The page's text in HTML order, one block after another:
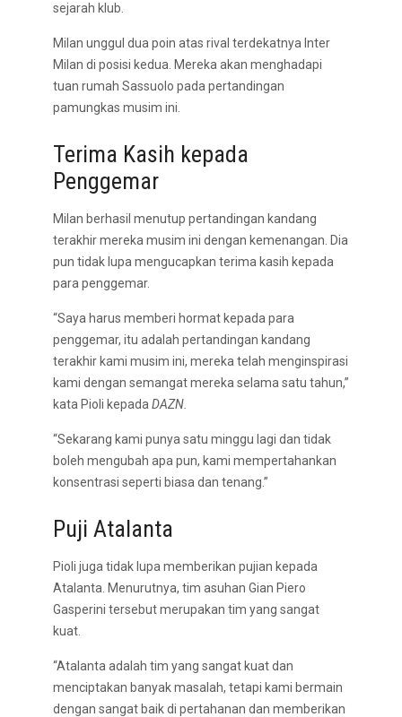
sejarah klub.
Milan unggul dua poin atas rival terdekatnya Inter
Milan di posisi kedua. Mereka akan menghadapi
tuan rumah Sassuolo pada pertandingan
pamungkas musim ini.
Terima Kasih kepada
Penggemar
Milan berhasil menutup pertandingan kandang
terakhir mereka musim ini dengan kemenangan. Dia
pun tidak lupa mengucapkan terima kasih kepada
para penggemar.
“Saya harus memberi hormat kepada para
penggemar, itu adalah pertandingan kandang
terakhir kami musim ini, mereka telah menginspirasi
kami dengan semangat mereka selama satu tahun,”
kata Pioli kepada DAZN.
“Sekarang kami punya satu minggu lagi dan tidak
boleh mengubah apa pun, kami mempertahankan
konsentrasi seperti biasa dan tenang.”
Puji Atalanta
Pioli juga tidak lupa memberikan pujian kepada
Atalanta. Menurutnya, tim asuhan Gian Piero
Gasperini tersebut merupakan tim yang sangat
kuat.
“Atalanta adalah tim yang sangat kuat dan
menciptakan banyak masalah, tetapi kami bermain
dengan sangat baik di pertahanan dan memberikan